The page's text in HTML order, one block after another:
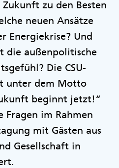
zu den Besten
neuen Ansätze
Energiekrise? Und
die außenpolitische
Die CSU-
unter dem Motto
beginnt jetzt!“
im Rahmen
mit Gästen aus
Gesellschaft in